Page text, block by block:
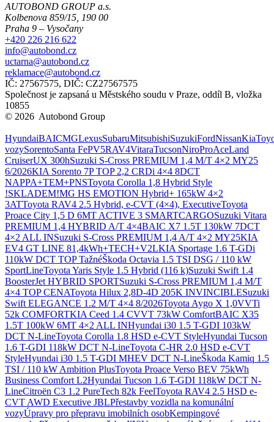
AUTOBOND GROUP a.s.
Kolbenova 859/15, 190 00
Praha 9 – Vysočany
+420 226 216 622
info@autobond.cz
uctarna@autobond.cz
reklamace@autobond.cz
IČ: 27567575, DIČ: CZ27567575
Společnost je zapsaná u Městského soudu v Praze, oddíl B, vložka
10855
© 2026 Autobond Group
HyundaiBAICMGLexusSubaruMitsubishiSuzukiFordNissanKia
vozySorentoSanta FePV5RAV4VitaraTucsonNiroProAceLand
CruiserUX 300hSuzuki S-Cross PREMIUM 1,4 M/T 4×2 MY25
6/2026KIA Sorento 7P TOP 2,2 CRDi 4×4 8DCT
NAPPA+TEM+PNSToyota Corolla 1,8 Hybrid Style
!SKLADEM!MG HS EMOTION Hybrid+ 165kW 4×2
3ATToyota RAV4 2.5 Hybrid, e-CVT (4×4), ExecutiveToyota
Proace City 1,5 D 6MT ACTIVE 3 SMARTCARGOSuzuki Vitara
PREMIUM 1,4 HYBRID A/T 4×4BAIC X7 1.5T 130kW 7DCT
4×2 ALL INSuzuki S-Cross PREMIUM 1,4 A/T 4×2 MY25KIA
EV4 GT LINE 81,4kWh+TECH+V2LKIA Sportage 1.6 T-GDi
110kW DCT TOP TažnéŠkoda Octavia 1.5 TSI DSG / 110 kW
SportLineToyota Yaris Style 1.5 Hybrid (116 k)Suzuki Swift 1.4
BoosterJet HYBRID SPORTSuzuki S-Cross PREMIUM 1,4 M/T
4×4 TOP CENAToyota Hilux 2,8D-4D 205K INVINCIBLESuzuki
Swift ELEGANCE 1.2 M/T 4×4 8/2026Toyota Aygo X 1,0VVTi
52k COMFORTKIA Ceed 1.4 CVVT 73kW ComfortBAIC X35
1.5T 100kW 6MT 4×2 ALL INHyundai i30 1.5 T-GDI 103kW
DCT N-LineToyota Corolla 1.8 HSD e-CVT StyleHyundai Tucson
1.6 T-GDI 118kW DCT N-LineToyota C-HR 2.0 HSD e-CVT
StyleHyundai i30 1.5 T-GDI MHEV DCT N-LineŠkoda Kamiq 1.5
TSI / 110 kW Ambition PlusToyota Proace Verso BEV 75kWh
Business Comfort L2Hyundai Tucson 1.6 T-GDI 118kW DCT N-
LineCitroën C3 1.2 PureTech 82k FeelToyota RAV4 2.5 HSD e-
CVT AWD Executive JBLPřestavby vozidla na komunální
vozyÚpravy pro přepravu imobilních osobKempingové